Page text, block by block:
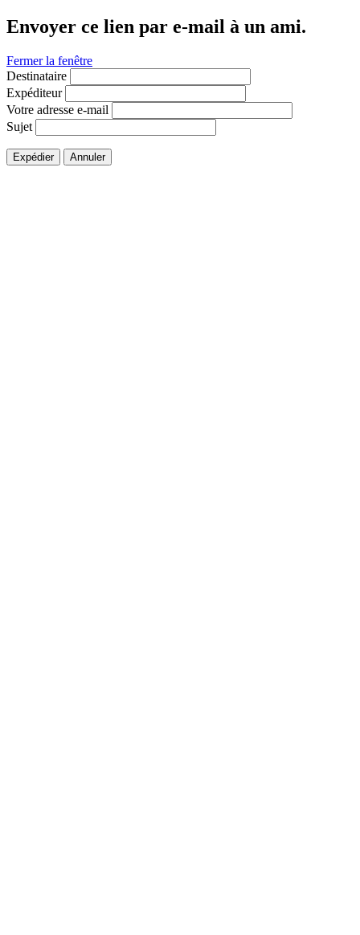
Envoyer ce lien par e-mail à un ami.
Fermer la fenêtre
Destinataire
Expéditeur
Votre adresse e-mail
Sujet
Expédier Annuler